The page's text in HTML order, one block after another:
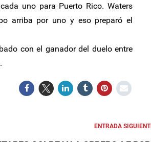
uno para Puerto Rico. Waters
arriba por uno y eso preparó el
con el ganador del duelo entre
ENTRADA